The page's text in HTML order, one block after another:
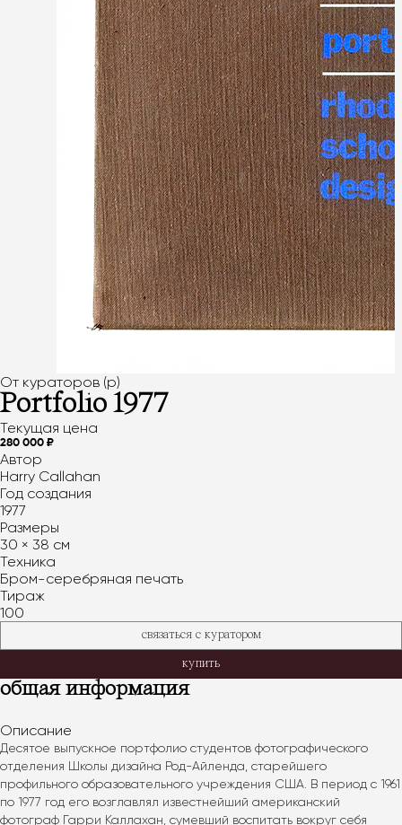
От кураторов (p)
Portfolio 1977
Текущая цена
280 000 ₽
Автор
Harry Callahan
Год создания
1977
Размеры
30 × 38 см
Техника
Бром-серебряная печать
Тираж
100
связаться с куратором
купить
общая информация
Описание
Десятое выпускное портфолио студентов фотографического
отделения Школы дизайна Род-Айленда, старейшего
профильного образовательного учреждения США. В период с 1961
по 1977 год его возглавлял известнейший американский
фотограф Гарри Каллахан, сумевший воспитать вокруг себя